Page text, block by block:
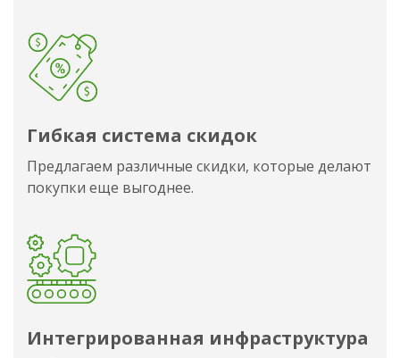
Гибкая система скидок
Предлагаем различные скидки, которые делают
покупки еще выгоднее.
Интегрированная инфраструктура